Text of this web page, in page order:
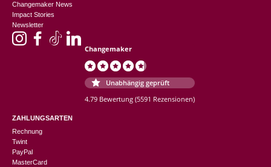
Changemaker News
Impact Stories
Newsletter
Changemaker
Unabhängig geprüft
4.79 Bewertung (5591 Rezensionen)
ZAHLUNGSARTEN
Rechnung
Twint
PayPal
MasterCard